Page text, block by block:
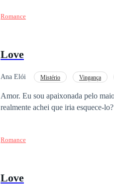
poder o la pasión y la lujuria que se
Romance
Love
Ana Elói Mistério Vingança
Amor. Eu sou apaixonada pelo maior traficante de todos os tempos. Um cretino que só me fez sofrer. Eu
Romance
Love